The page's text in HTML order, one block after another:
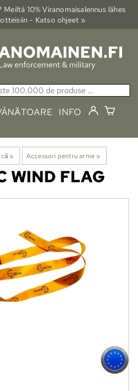
Meiltä 10% Viranomais­alennus lähes
- Katso ohjeet »
INFO
‪» Accessori pentru arme ‪»
WIND FLAG